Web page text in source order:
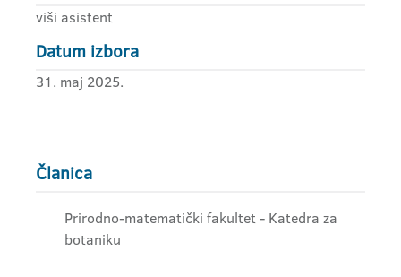
viši asistent
Datum izbora
31. maj 2025.
Članica
Prirodno-matematički fakultet - Katedra za
botaniku